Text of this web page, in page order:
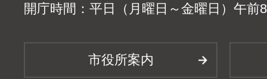
開庁時間：平日（月曜日～金曜日）午前
市役所案内